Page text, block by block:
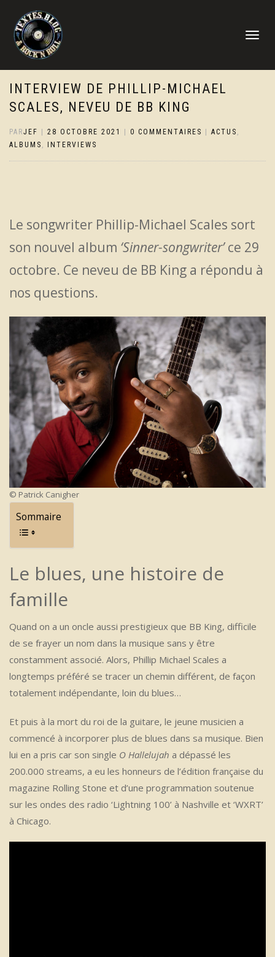
DÉPLIER
INTERVIEW DE PHILLIP-MICHAEL
SCALES, NEVEU DE BB KING
PARJEF 28 OCTOBRE 2021 0 COMMENTAIRES ACTUS ,
ALBUMS , INTERVIEWS
Le songwriter Phillip-Michael Scales sort
son nouvel album ‘Sinner-songwriter’ce 29
octobre. Ce neveu de BB King a répondu à
nos questions.
© Patrick Canigher
Sommaire
Le blues, une histoire de
famille
Quand on a un oncle aussi prestigieux que BB King, difficile
de se frayer un nom dans la musique sans y être
constamment associé. Alors, Phillip Michael Scales a
longtemps préféré se tracer un chemin différent, de façon
totalement indépendante, loin du blues…
Et puis à la mort du roi de la guitare, le jeune musicien a
commencé à incorporer plus de blues dans sa musique. Bien
lui en a pris car son single O Hallelujah a dépassé les
200.000 streams, a eu les honneurs de l’édition française du
magazine Rolling Stone et d’une programmation soutenue
sur les ondes des radio ‘Lightning 100’ à Nashville et ‘WXRT’
à Chicago.